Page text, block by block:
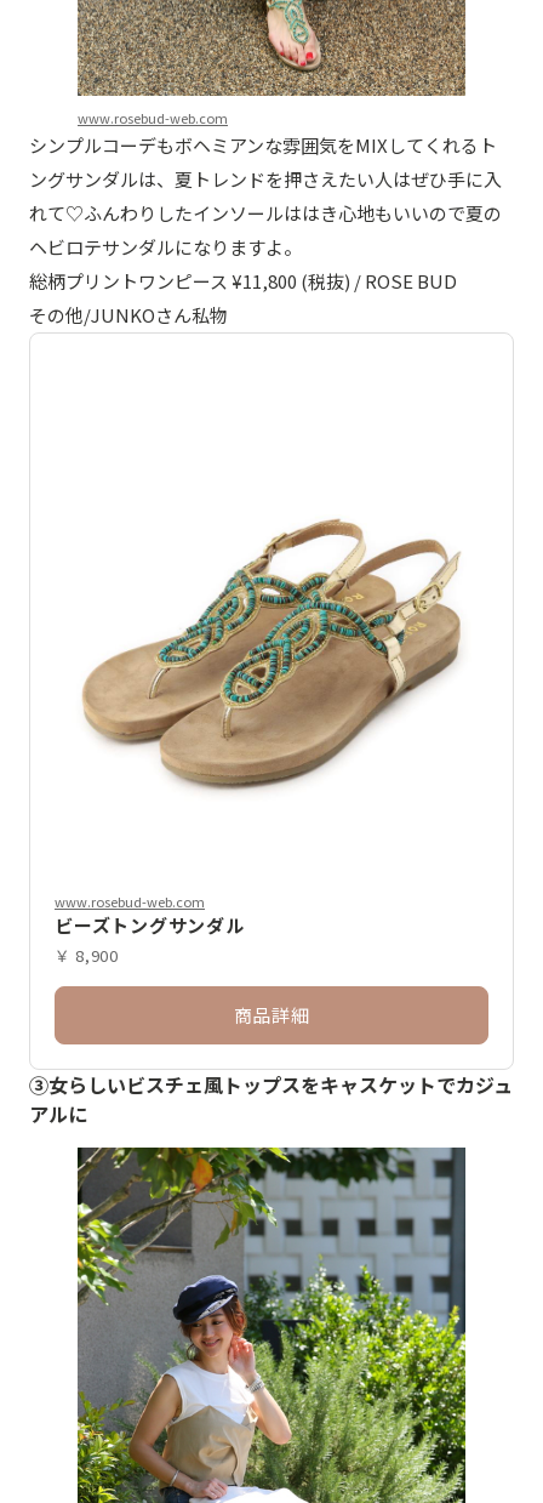
www.rosebud-web.com
シンプルコーデもボヘミアンな雰囲気をMIXしてくれるト
ングサンダルは、夏トレンドを押さえたい人はぜひ手に入
れて♡ふんわりしたインソールははき心地もいいので夏の
ヘビロテサンダルになりますよ。
総柄プリントワンピース ¥11,800 (税抜) / ROSE BUD
その他/JUNKOさん私物
www.rosebud-web.com
ビーズトングサンダル
￥ 8,900
商品詳細
③女らしいビスチェ風トップスをキャスケットでカジュ
アルに